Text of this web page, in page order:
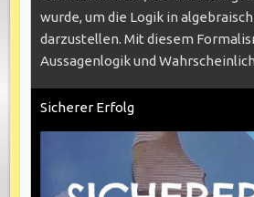
wurde, um die Logik in
darzustellen. Mit diesem
Aussagenlogik und
Sicherer Erfolg